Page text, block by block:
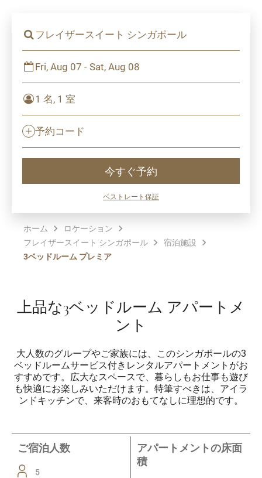
フレイザースイート シンガポール
Fri, Aug 07 - Sat, Aug 08
1 名, 1 室
予約コード
今すぐ予約
ベストレート保証
ホーム
ロケーション
フレイザースイート シンガポール
宿泊施設
3ベッドルーム プレミア
上品な3ベッドルーム アパートメ
ント
大人数のグループやご家族には、このシンガポールの3
ベッドルームサービス付きレンタルアパートメントがお
すすめです。広大なスペースで、暮らしもお仕事も遊び
も快適にお楽しみいただけます。特筆すべきは、アイラ
ンドキッチンで、来客時のおもてなしに理想的です。
ご宿泊人数
5
アパートメントの床面
積